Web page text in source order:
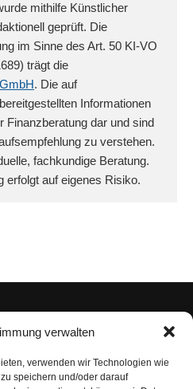
verwalten
verwenden wir Technologien wie
speichern und/oder darauf
mithilfe Künstlicher
geprüft. Die
im Sinne des Art. 50 KI-VO
trägt die
. Die auf
Informationen
Finanzberatung dar und sind
zu verstehen.
fachkundige Beratung.
erfolgt auf eigenes Risiko.